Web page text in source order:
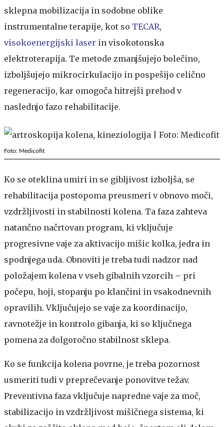
sklepna mobilizacija in sodobne oblike
instrumentalne terapije, kot so TECAR,
visokoenergijski laser in visokotonska
elektroterapija. Te metode zmanjšujejo bolečino,
izboljšujejo mikrocirkulacijo in pospešijo celično
regeneracijo, kar omogoča hitrejši prehod v
naslednjo fazo rehabilitacije.
Foto: Medicofit
Ko se oteklina umiri in se gibljivost izboljša, se
rehabilitacija postopoma preusmeri v obnovo moči,
vzdržljivosti in stabilnosti kolena. Ta faza zahteva
natančno načrtovan program, ki vključuje
progresivne vaje za aktivacijo mišic kolka, jedra in
spodnjega uda. Obnoviti je treba tudi nadzor nad
položajem kolena v vseh gibalnih vzorcih – pri
počepu, hoji, stopanju po klančini in vsakodnevnih
opravilih. Vključujejo se vaje za koordinacijo,
ravnotežje in kontrolo gibanja, ki so ključnega
pomena za dolgoročno stabilnost sklepa.
Ko se funkcija kolena povrne, je treba pozornost
usmeriti tudi v preprečevanje ponovitve težav.
Preventivna faza vključuje napredne vaje za moč,
stabilizacijo in vzdržljivost mišičnega sistema, ki